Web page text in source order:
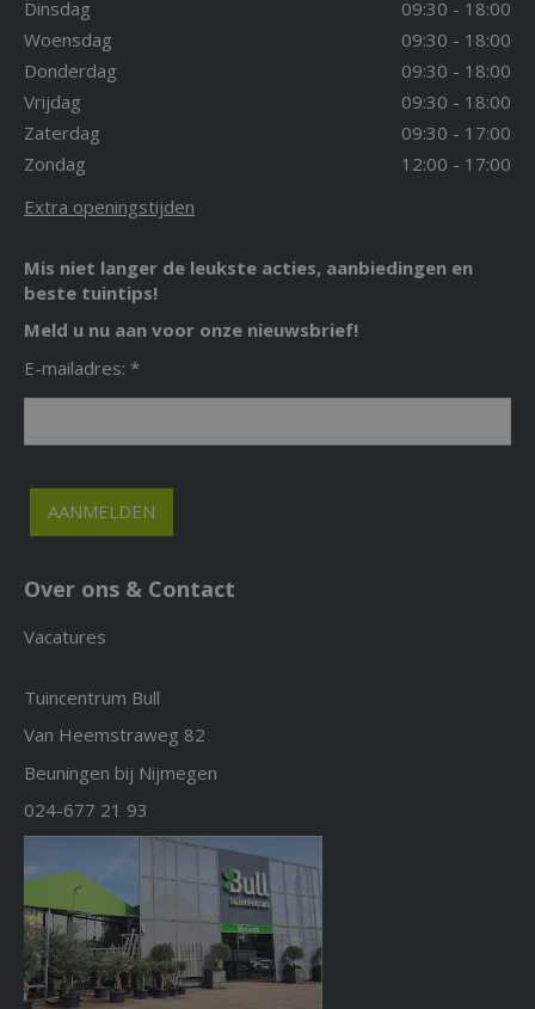
Dinsdag
09:30 - 18:00
Woensdag
09:30 - 18:00
Donderdag
09:30 - 18:00
Vrijdag
09:30 - 18:00
Zaterdag
09:30 - 17:00
Zondag
12:00 - 17:00
Extra openingstijden
Mis niet langer de leukste acties, aanbiedingen en
beste tuintips!
Meld u nu aan voor onze nieuwsbrief!
E-mailadres: *
Over ons & Contact
Vacatures
Tuincentrum Bull
Van Heemstraweg 82
Beuningen bij Nijmegen
024-677 21 93